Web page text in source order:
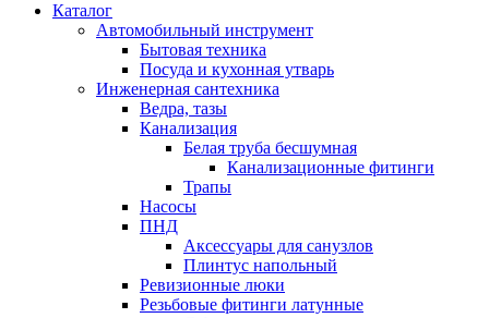
Каталог
Автомобильный инструмент
Бытовая техника
Посуда и кухонная утварь
Инженерная сантехника
Ведра, тазы
Канализация
Белая труба бесшумная
Канализационные фитинги
Трапы
Насосы
ПНД
Аксессуары для санузлов
Плинтус напольный
Ревизионные люки
Резьбовые фитинги латунные